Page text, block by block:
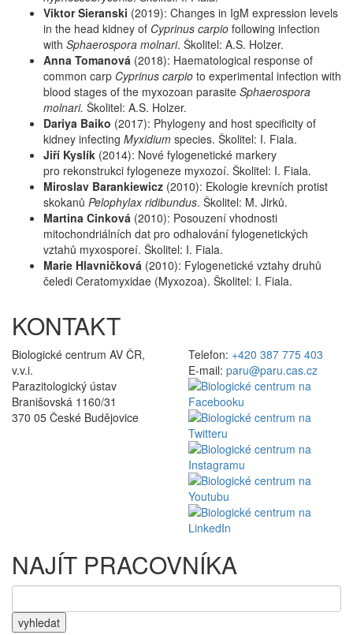
Viktor Sieranski (2019): Changes in IgM expression levels
in the head kidney of Cyprinus carpio following infection
with Sphaerospora molnari. Školitel: A.S. Holzer.
Anna Tomanová (2018): Haematological response of
common carp Cyprinus carpio to experimental infection with
blood stages of the myxozoan parasite Sphaerospora
molnari. Školitel: A.S. Holzer.
Dariya Baiko (2017): Phylogeny and host specificity of
kidney infecting Myxidium species. Školitel: I. Fiala.
Jiří Kyslík (2014): Nové fylogenetické markery
pro rekonstrukci fylogeneze myxozoí. Školitel: I. Fiala.
Miroslav Barankiewicz (2010): Ekologie krevních protist
skokanů Pelophylax ridibundus. Školitel: M. Jirků.
Martina Cinková (2010): Posouzení vhodnosti
mitochondriálních dat pro odhalování fylogenetických
vztahů myxosporeí. Školitel: I. Fiala.
Marie Hlavničková (2010): Fylogenetické vztahy druhů
čeledi Ceratomyxidae (Myxozoa). Školitel: I. Fiala.
KONTAKT
Biologické centrum AV ČR,
v.v.i.
Parazitologický ústav
Branišovská 1160/31
370 05 České Budějovice
Telefon: +420 387 775 403
E-mail: paru@paru.cas.cz
NAJÍT PRACOVNÍKA
vyhledat